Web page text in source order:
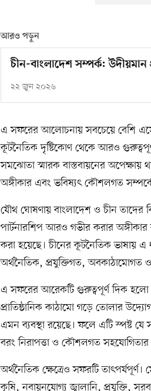
আরও পড়ুন
চীন-বাংলাদেশ সম্পর্ক: উদীয়মান
২২ জুন ২০২৬
এ সফরের আলোচনায় সবচেয়ে বেশি
কূটনৈতিক দৃষ্টিকোণ থেকে আরও
সমঝোতা স্মারক বাস্তবায়নের
অঙ্গীকার এবং ভবিষ্যৎ কৌশলগত
যৌথ ঘোষণায় বাংলাদেশ ও চীন তাদের
পার্টনারশিপ আরও গভীর করার
করা হয়েছে। চীনের কূটনৈতিক ভাষায়
অর্থনৈতিক, প্রযুক্তিগত,
এ সফরের আরেকটি গুরুত্বপূর্ণ দিক হলো
প্রাতিষ্ঠানিক কাঠামো গড়ে তোলার
এমন ব্যবস্থা রয়েছে। ফলে এটি স্পষ্ট যে
বরং নিরাপত্তা ও কৌশলগত সহযোগিতার
অর্থনৈতিক ক্ষেত্রেও সফরটি তাৎপর্যপূর্ণ।
কৃষি, নবায়নযোগ্য জ্বালানি, প্রযুক্তি,